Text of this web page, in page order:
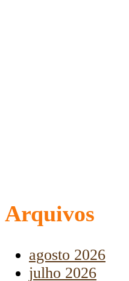
Arquivos
agosto 2026
julho 2026